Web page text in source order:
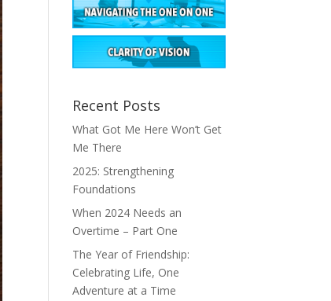
Recent Posts
What Got Me Here Won’t Get
Me There
2025: Strengthening
Foundations
When 2024 Needs an
Overtime – Part One
The Year of Friendship:
Celebrating Life, One
Adventure at a Time